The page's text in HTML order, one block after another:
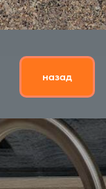
назад